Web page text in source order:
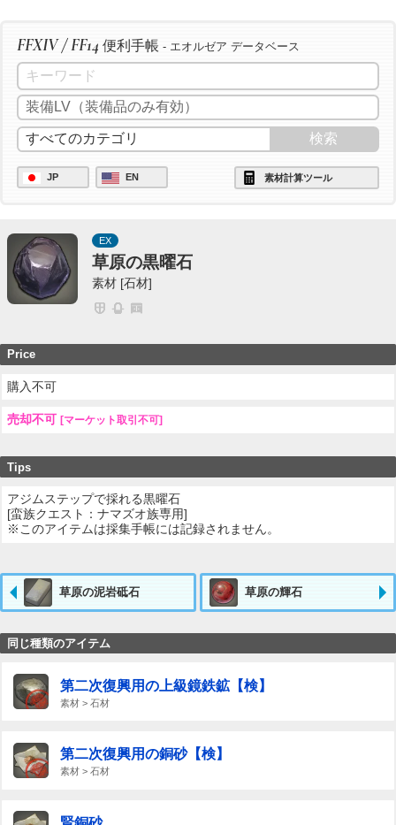
FFXIV / FF14 便利手帳 - エオルゼア データベース
JP EN 素材計算ツール
EX
草原の黒曜石
素材 [石材]
Price
購入不可
売却不可 [マーケット取引不可]
Tips
アジムステップで採れる黒曜石
[蛮族クエスト：ナマズオ族専用]
※このアイテムは採集手帳には記録されません。
草原の泥岩砥石 草原の輝石
同じ種類のアイテム
第二次復興用の上級鏡鉄鉱【検】
素材 > 石材
第二次復興用の銅砂【検】
素材 > 石材